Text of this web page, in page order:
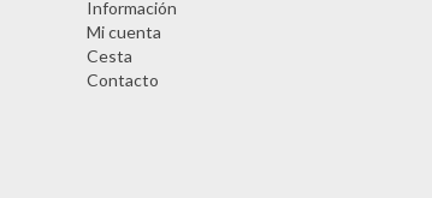
Información
Mi cuenta
Cesta
Contacto